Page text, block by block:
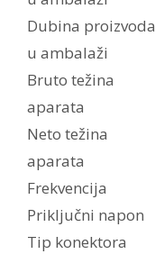
Dubina proizvoda
u ambalaži
Bruto težina
aparata
Neto težina
aparata
Frekvencija
Priključni napon
Tip konektora